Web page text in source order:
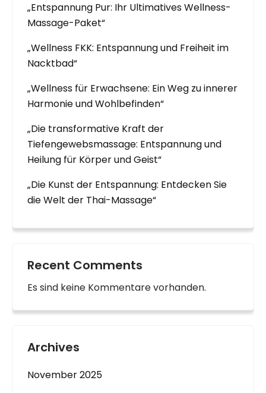
„Entspannung Pur: Ihr Ultimatives Wellness-
Massage-Paket“
„Wellness FKK: Entspannung und Freiheit im
Nacktbad“
„Wellness für Erwachsene: Ein Weg zu innerer
Harmonie und Wohlbefinden“
„Die transformative Kraft der
Tiefengewebsmassage: Entspannung und
Heilung für Körper und Geist“
„Die Kunst der Entspannung: Entdecken Sie
die Welt der Thai-Massage“
Recent Comments
Es sind keine Kommentare vorhanden.
Archives
November 2025